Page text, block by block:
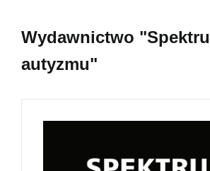
Wydawnictwo
autyzmu"